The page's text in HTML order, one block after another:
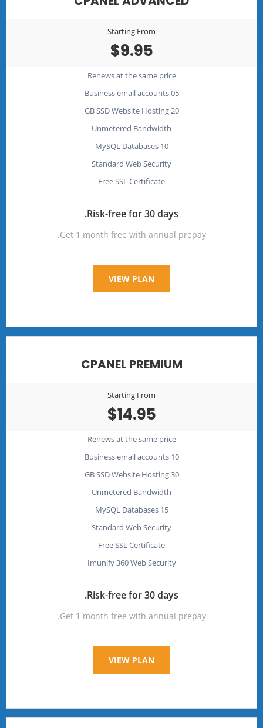
Starting From
$9.95
Renews at the same price
05 Business email accounts
20 GB SSD Website Hosting
Unmetered Bandwidth
10 MySQL Databases
Standard Web Security
Free SSL Certificate
Risk-free for 30 days.
Get 1 month free with annual prepay.
VIEW PLAN
CPANEL PREMIUM
Starting From
$14.95
Renews at the same price
10 Business email accounts
30 GB SSD Website Hosting
Unmetered Bandwidth
15 MySQL Databases
Standard Web Security
Free SSL Certificate
Imunify 360 Web Security
Risk-free for 30 days.
Get 1 month free with annual prepay.
VIEW PLAN